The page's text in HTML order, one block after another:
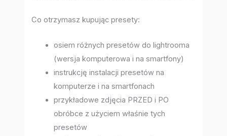
Co otrzymasz kupując presety:
osiem różnych presetów do lightrooma
(wersja komputerowa i na smartfony)
instrukcję instalacji presetów na
komputerze i na smartfonach
przykładowe zdjęcia PRZED i PO
obróbce z użyciem właśnie tych
presetów